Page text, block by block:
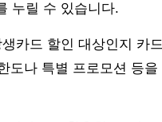
누릴 수 있습니다.
카드 할인 대상인지 카
도나 특별 프로모션 등